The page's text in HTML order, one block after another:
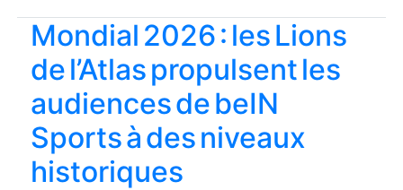
Mondial 2026 : les Lions
de l’Atlas propulsent les
audiences de beIN
Sports à des niveaux
historiques